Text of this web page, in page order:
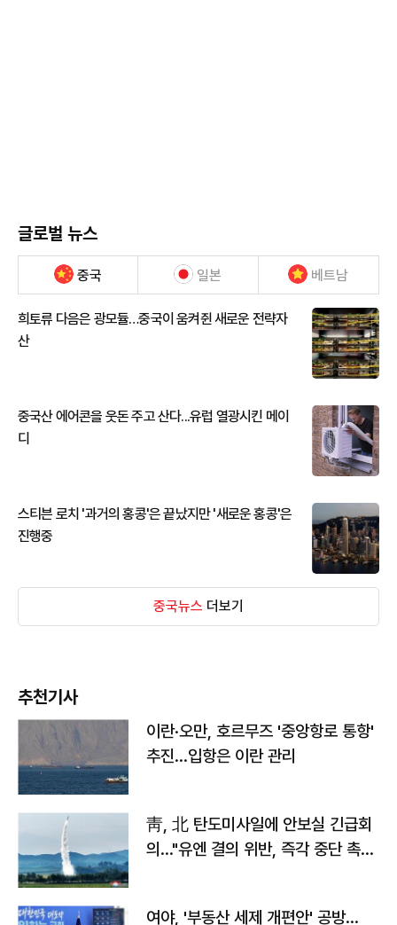
글로벌 뉴스
중국 일본 베트남
희토류 다음은 광모듈…중국이 움켜쥔 새로운 전략자
산
중국산 에어콘을 웃돈 주고 산다...유럽 열광시킨 메이
디
스티븐 로치 '과거의 홍콩'은 끝났지만 '새로운 홍콩'은
진행중
중국뉴스 더보기
추천기사
이란·오만, 호르무즈 '중앙항로 통항'
추진…입항은 이란 관리
靑, 北 탄도미사일에 안보실 긴급회
의…"유엔 결의 위반, 즉각 중단 촉
여야, '부동산 세제 개편안' 공방…